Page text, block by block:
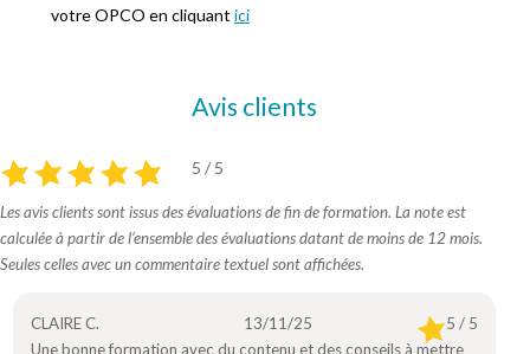
votre OPCO en cliquant ici
Avis clients
5 / 5
Les avis clients sont issus des évaluations de fin de formation. La note est
calculée à partir de l’ensemble des évaluations datant de moins de 12 mois.
Seules celles avec un commentaire textuel sont affichées.
CLAIRE C. 13/11/25
5 / 5
Une bonne formation avec du contenu et des conseils à mettre